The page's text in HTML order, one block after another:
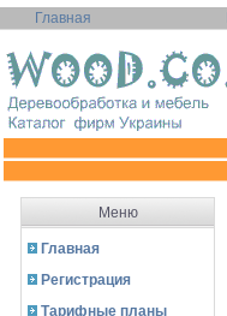
Главная
Меню
Главная
Регистрация
Тарифные планы